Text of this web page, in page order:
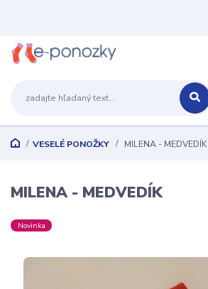
VESELÉ PONOŽKY MILENA - MEDVEDÍK
MILENA - MEDVEDÍK
Novinka